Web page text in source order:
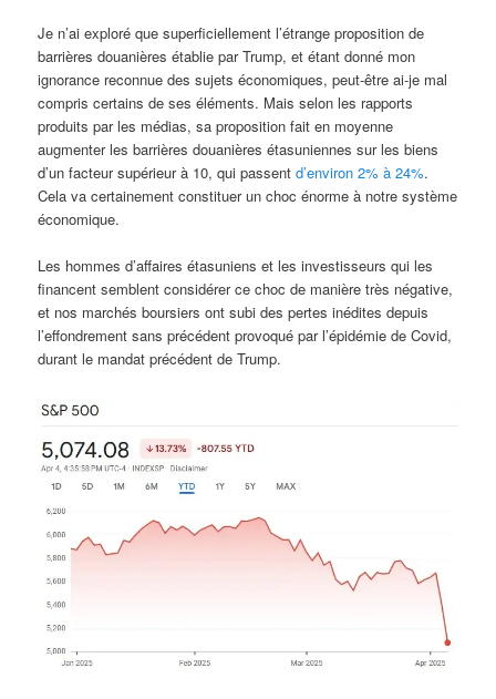
Je n’ai exploré que superficiellement l’étrange proposition de
barrières douanières établie par Trump, et étant donné mon
ignorance reconnue des sujets économiques, peut-être ai-je mal
compris certains de ses éléments. Mais selon les rapports
produits par les médias, sa proposition fait en moyenne
augmenter les barrières douanières étasuniennes sur les biens
d’un facteur supérieur à 10, qui passentd’environ 2% à 24%.
Cela va certainement constituer un choc énorme à notre système
économique.
Les hommes d’affaires étasuniens et les investisseurs qui les
financent semblent considérer ce choc de manière très négative,
et nos marchés boursiers ont subi des pertes inédites depuis
l’effondrement sans précédent provoqué par l’épidémie de Covid,
durant le mandat précédent de Trump.